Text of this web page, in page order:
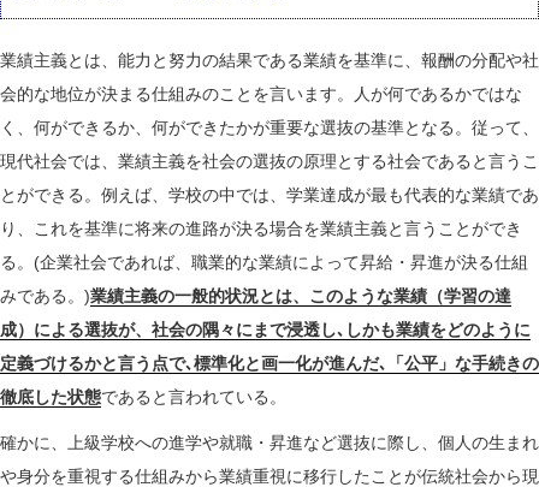
業績主義とは、能力と努力の結果である業績を基準に、報酬の分配や社
会的な地位が決まる仕組みのことを言います。人が何であるかではな
く、何ができるか、何ができたかが重要な選抜の基準となる。従って、
現代社会では、業績主義を社会の選抜の原理とする社会であると言うこ
とができる。例えば、学校の中では、学業達成が最も代表的な業績であ
り、これを基準に将来の進路が決る場合を業績主義と言うことができ
る。(企業社会であれば、職業的な業績によって昇給・昇進が決る仕組
みである。)業績主義の一般的状況とは、このような業績（学習の達
成）による選抜が、社会の隅々にまで浸透し､しかも業績をどのように
定義づけるかと言う点で､標準化と画一化が進んだ､「公平」な手続きの
徹底した状態であると言われている。
確かに、上級学校への進学や就職・昇進など選抜に際し、個人の生まれ
や身分を重視する仕組みから業績重視に移行したことが伝統社会から現